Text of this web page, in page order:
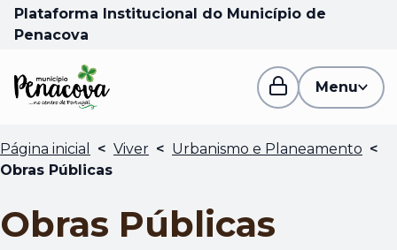
Plataforma Institucional do Município de
Penacova
Menu
Página inicial < Viver < Urbanismo e Planeamento <
Obras Públicas
Obras Públicas